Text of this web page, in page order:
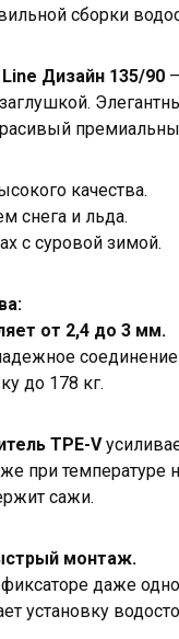
сборки
Дизайн 135/90
качества.
снега и льда.
с суровой зимой.
от 2,4 до 3 мм.
до 178 кг.
TPE-V
при температуре
сажи.
монтаж.
даже
установку